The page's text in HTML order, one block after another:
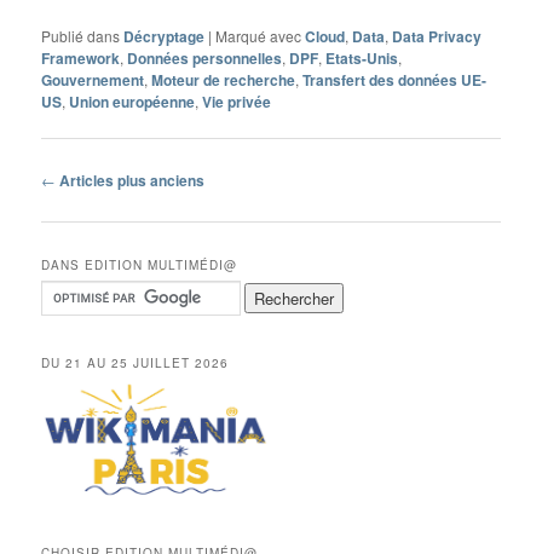
Publié dans Décryptage | Marqué avecCloud, Data, Data Privacy
Framework, Données personnelles, DPF, Etats-Unis,
Gouvernement,Moteur de recherche,Transfert des données UE-
US, Union européenne,Vie privée
Navigation
articles
← Articles plus anciens
DANS EDITION MULTIMÉDI@
DU 21 AU 25 JUILLET 2026